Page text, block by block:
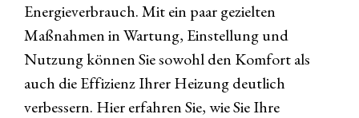
Energieverbrauch. Mit ein paar gezielten
Maßnahmen in Wartung, Einstellung und
Nutzung können Sie sowohl den Komfort als
auch die Effizienz Ihrer Heizung deutlich
verbessern. Hier erfahren Sie, wie Sie Ihre